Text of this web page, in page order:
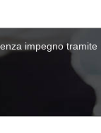
impegno